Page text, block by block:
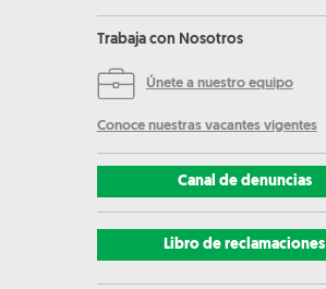
Trabaja con Nosotros
Únete a nuestro equipo
Conoce nuestras vacantes vigentes
Canal de denuncias
Libro de reclamaciones